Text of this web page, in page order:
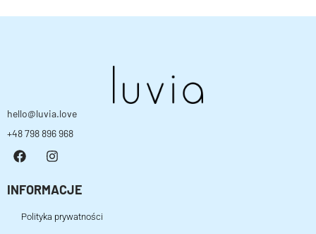
hello@luvia.love
+48 798 896 968
INFORMACJE
Polityka prywatności